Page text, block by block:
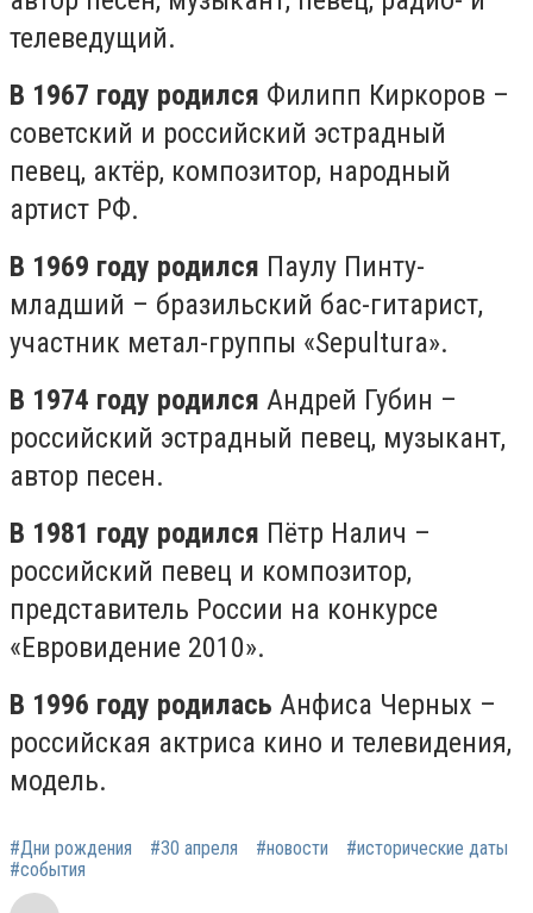
телеведущий.
В 1967 году родился Филипп Киркоров –
советский и российский эстрадный
певец, актёр, композитор, народный
артист РФ.
В 1969 году родился Паулу Пинту-
младший – бразильский бас-гитарист,
участник метал-группы «Sepultura».
В 1974 году родился Андрей Губин –
российский эстрадный певец, музыкант,
автор песен.
В 1981 году родился Пётр Налич –
российский певец и композитор,
представитель России на конкурсе
«Евровидение 2010».
В 1996 году родилась Анфиса Черных –
российская актриса кино и телевидения,
модель.
#Дни рождения #30 апреля #новости
#исторические даты
#события